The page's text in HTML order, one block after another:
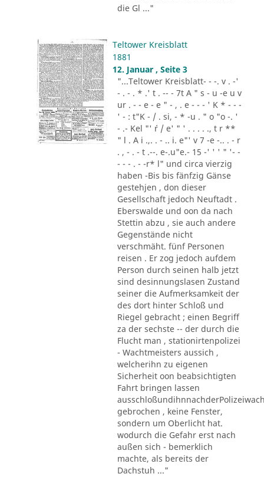
die Gl ..."
Teltower Kreisblatt
1881
12. Januar , Seite 3
"...Teltower Kreisblatt- - -. v . -'
- . - . * .' t . -- - 7t A " s - u -e u v
ur . - - e - e " - , . e - - - ' K * - - -
' - : t"K - / . si, - * -u . " o "o -. '
- .- Kel "' ´r / e' " ' . . . . ., t r **
" l . A i .,. . - .. i. e"' v 7 -e -.. . - r
. , - . - t .--. e-.u"e.- 15 -' ' ' " '- -
- - - . - -r* l" und circa vierzig
haben -Bis bis fänfzig Gänse
gestehjen , don dieser
Gesellschaft jedoch Neuftadt .
Eberswalde und oon da nach
Stettin abzu , sie auch andere
Gegenstände nicht
verschmäht. fünf Personen
reisen . Er zog jedoch aufdem
Person durch seinen halb jetzt
sind desinnungslasen Zustand
seiner die Aufmerksamkeit der
des dort hinter Schloß und
Riegel gebracht ; einen Begriff
za der sechste -- der durch die
Flucht man , stationirtenpolizei
- Wachtmeisters aussich ,
welcherihn zu eigenen
Sicherheit oon beabsichtigten
Fahrt bringen lassen
gebrochen , keine Fenster,
sondern um Oberlicht hat.
wodurch die Gefahr erst nach
außen sich - bemerklich
machte, als bereits der
Dachstuh ..."